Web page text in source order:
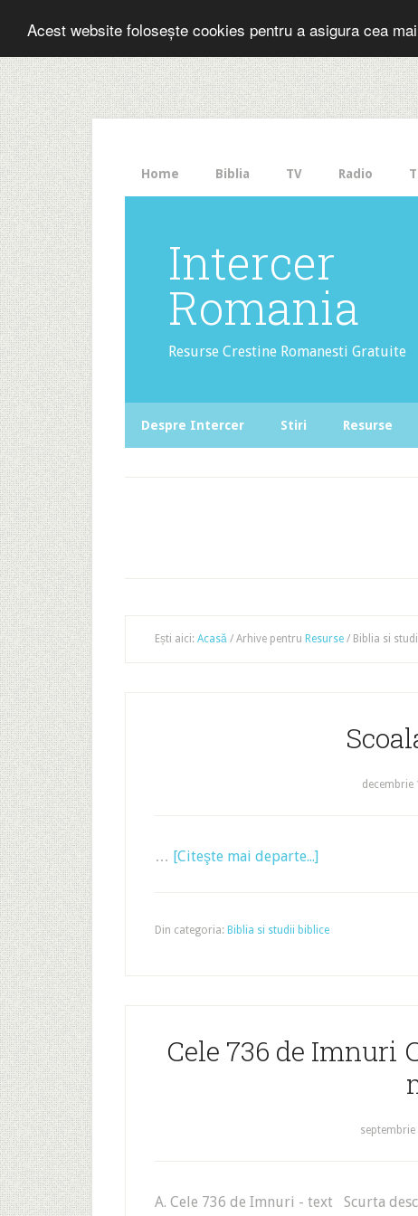
Acest website folosește cookies pentru a asigura cea
The
HelloBar
- a
little
bar
that
gets
noticed!
Home Biblia TV Radio
Intercer
Romania
Resurse Crestine Romanesti Gratuite
Despre Intercer Stiri Resurse
Ești aici: Acasă / Arhive pentru Resurse / Biblia si
decembrie
… [Citeşte mai departe...]
Din categoria: Biblia si studii biblice
Cele 736 de Imnuri
septembrie
A. Cele 736 de Imnuri - text Scurta